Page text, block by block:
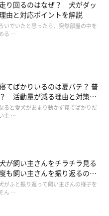
注意したい様子
り回るのはなぜ？ 犬がダッ
由と対応ポイントを解説
いでいたと思ったら、突然部屋の中を
る …
てばかりいるのは夏バテ？ 普
活動量が減る理由と対策と
ると愛犬があまり動かず寝てばかりだ
主 …
が飼い主さんをチラチラ見る
飼い主さんを振り返るのは
がふと振り返って飼い主さんの様子を
ん …